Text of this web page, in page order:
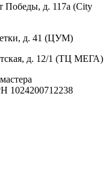
Победы, д. 117а (City
д. 41 (ЦУМ)
д. 12/1 (ТЦ МЕГА)